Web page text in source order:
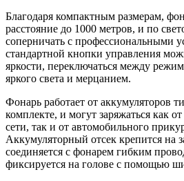
Благодаря компактным размерам,
расстояние до 1000 метров, и по
соперничать с профессиональными
стандартной кнопки управления
яркости, переключаться между
яркого света и мерцанием.
Фонарь работает от аккумуляторов
комплекте, и могут заряжаться как
сети, так и от автомобильного
Аккумуляторный отсек крепится на
соединяется с фонарем гибким
фиксируется на голове с помощью